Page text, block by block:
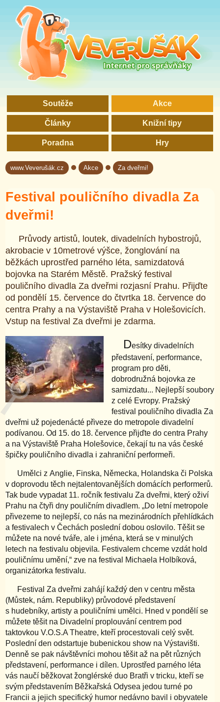
Soutěže Akce
Články Knižní tipy
Poradna Hry
www.Veverušák.cz→ Akce→ Za dveřmi!
Festival pouličního divadla Za
dveřmi!
Průvody artistů, loutek, divadelních hybostrojů,
akrobacie v 10metrové výšce, žonglování na
běžkách uprostřed parného léta, samizdatová
bojovka na Starém Městě. Pražský festival
pouličního divadla Za dveřmi rozjasní Prahu. Přijďte
od pondělí 15. července do čtvrtka 18. července do
centra Prahy a na Výstaviště Praha v Holešovicích.
Vstup na festival Za dveřmi je zdarma.
Desítky divadelních
představení, performance,
program pro děti,
dobrodružná bojovka ze
samizdatu... Nejlepší soubory
z celé Evropy. Pražský
festival pouličního divadla Za
dveřmi už pojedenácté přiveze do metropole divadelní
podívanou. Od 15. do 18. července přijďte do centra Prahy
a na Výstaviště Praha Holešovice, čekají tu na vás české
špičky pouličního divadla i zahraniční performeři.
Umělci z Anglie, Finska, Německa, Holandska či Polska
v doprovodu těch nejtalentovanějších domácích performerů.
Tak bude vypadat 11. ročník festivalu Za dveřmi, který oživí
Prahu na čtyři dny pouličním divadlem. „Do letní metropole
přivezeme to nejlepší, co nás na mezinárodních přehlídkách
a festivalech v Čechách poslední dobou oslovilo. Těšit se
můžete na nové tváře, ale i jména, která se v minulých
letech na festivalu objevila. Festivalem chceme vzdát hold
pouličnímu umění,“ zve na festival Michaela Holbíková,
organizátorka festivalu.
Festival Za dveřmi zahájí každý den v centru města
(Můstek, nám. Republiky) průvodové představení
s hudebníky, artisty a pouličními umělci. Hned v pondělí se
můžete těšit na Divadelní proplouvání centrem pod
taktovkou V.O.S.A Theatre, kteří procestovali celý svět.
Poslední den odstartuje bubenickou show na Výstavišti.
Denně se pak návštěvníci mohou těšit až na pět různých
představení, performance i dílen. Uprostřed parného léta
vás naučí běžkovat žonglérské duo Bratři v tricku, kteří se
svým představením Běžkařská Odysea jedou turné po
Francii a jejich specifický humor nedávno bavil i obyvatele